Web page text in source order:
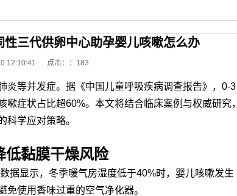
三代供卵中心助孕婴儿咳嗽怎么办
12:10:41 点击： ：183
炎等并发症。据《中国儿童呼吸疾病调查报告》，0-3
症状占比超60%。本文将结合临床案例与权威研究，
科学应对策略。
低黏膜干燥风险
据显示，冬季暖气房湿度低于40%时，婴儿咳嗽发生
使用香味过重的空气净化器。